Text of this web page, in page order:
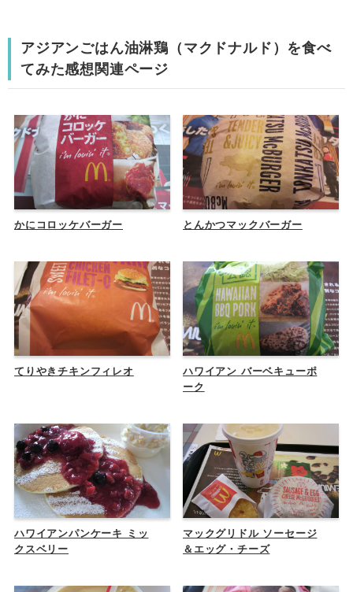
アジアンごはん油淋鶏（マクドナルド）を食べ
てみた感想関連ページ
かにコロッケバーガー とんかつマックバーガー
てりやきチキンフィレオ
ハワイアン バーベキューポ
ーク
ハワイアンパンケーキ ミッ
クスベリー
マックグリドル ソーセージ
＆エッグ・チーズ